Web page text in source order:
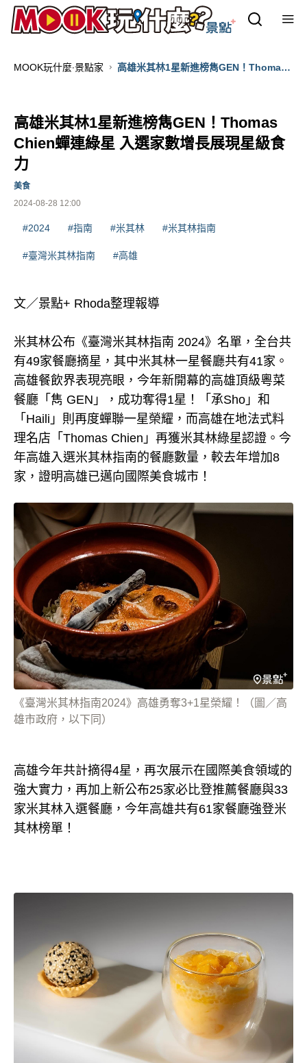
MOOK玩什麼‧景點家
高雄米其林1星新進榜雋GEN！Thomas
高雄米其林1星新進榜雋GEN！Thomas
Chien蟬連綠星 入選家數增長展現星級食
力
2024-08-28 12:00
美食
#2024 #指南 #米其林 #米其林指南
#臺灣米其林指南 #高雄
文／景點+ Rhoda整理報導
米其林公布《臺灣米其林指南 2024》名單，全台共
有49家餐廳摘星，其中米其林一星餐廳共有41家。
高雄餐飲界表現亮眼，今年新開幕的高雄頂級粵菜
餐廳「雋 GEN」，成功奪得1星！「承Sho」和
「Haili」則再度蟬聯一星榮耀，而高雄在地法式料
理名店「Thomas Chien」再獲米其林綠星認證。今
年高雄入選米其林指南的餐廳數量，較去年增加8
家，證明高雄已邁向國際美食城市！
《臺灣米其林指南2024》高雄勇奪3+1星榮耀！（圖／高
雄市政府，以下同）
高雄今年共計摘得4星，再次展示在國際美食領域的
強大實力，再加上新公布25家必比登推薦餐廳與33
家米其林入選餐廳，今年高雄共有61家餐廳強登米
其林榜單！